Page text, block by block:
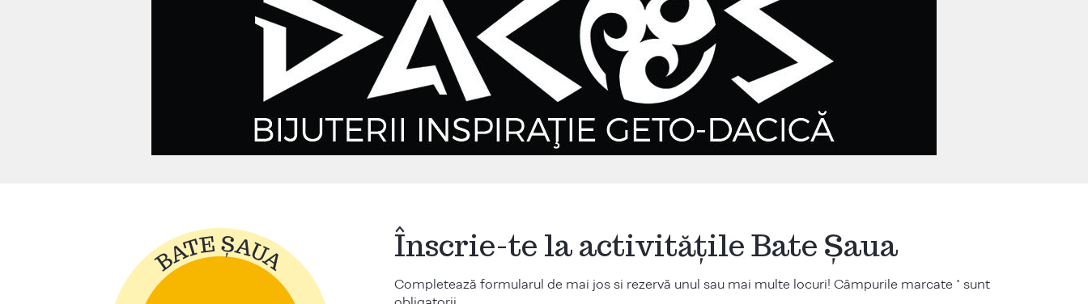
Înscrie-te la activitățile Bate Șaua
Completează formularul de mai jos si rezervă unul sau mai multe locuri! Câmpurile marcate * sunt